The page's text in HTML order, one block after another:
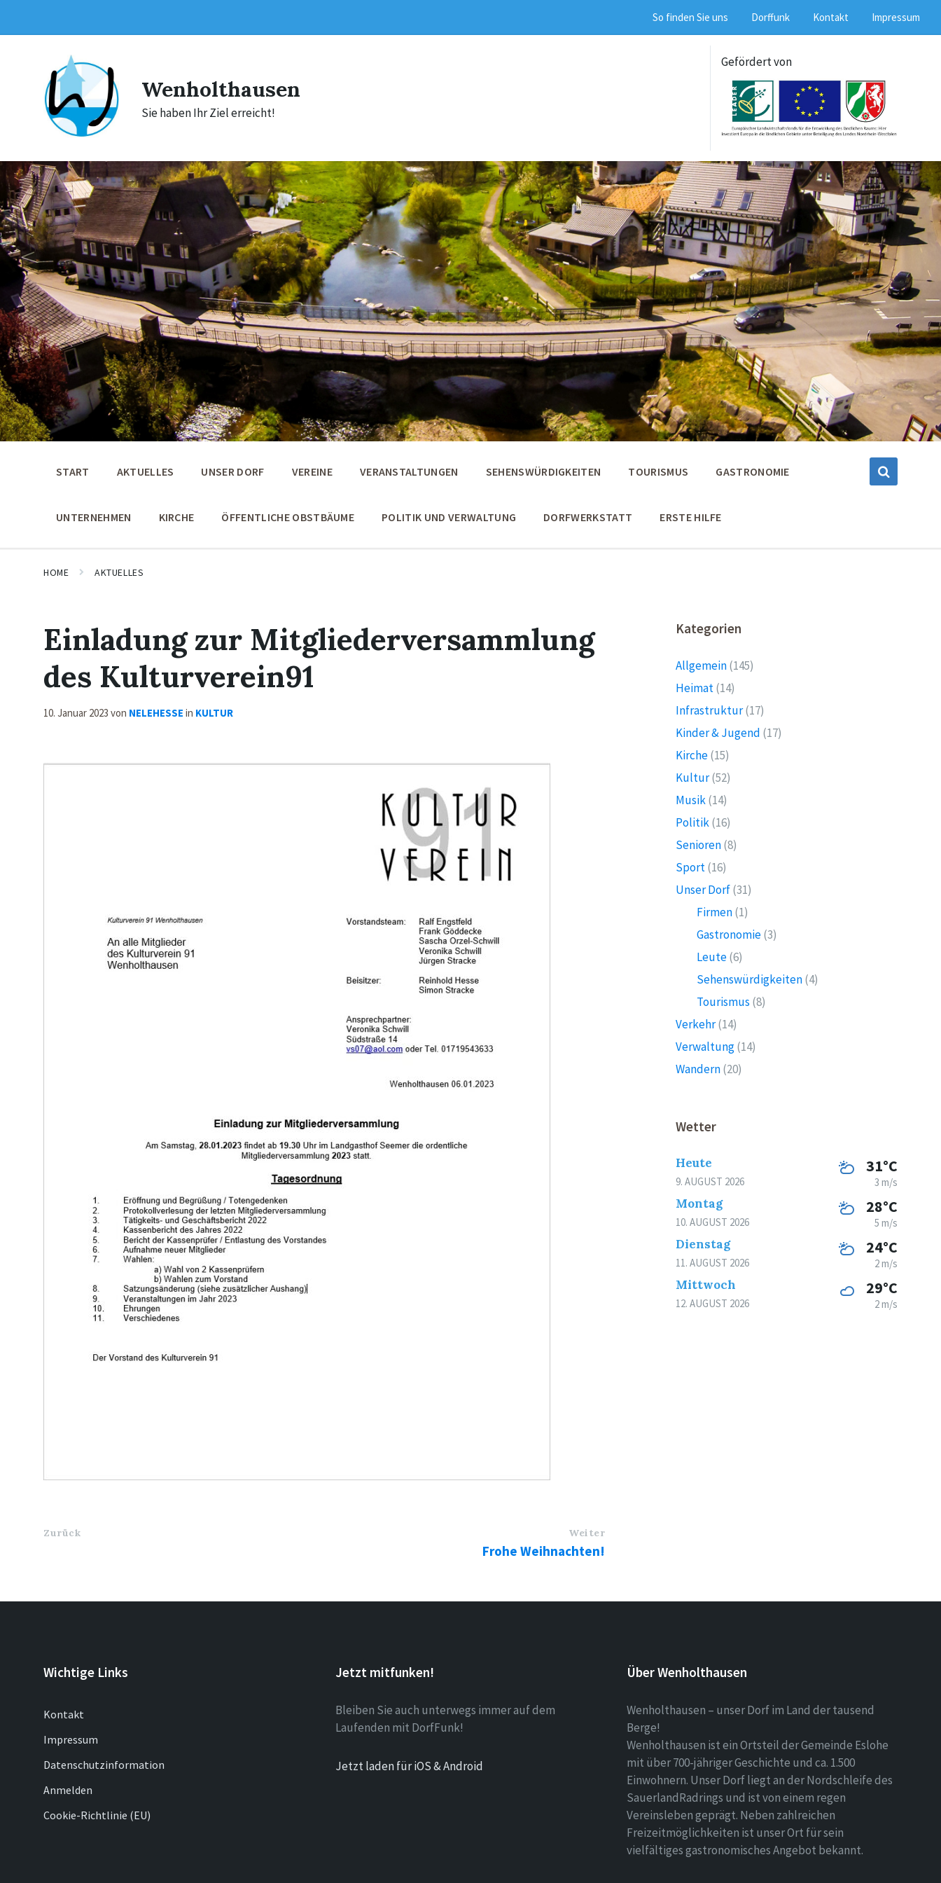
content
main
footer
So finden Sie uns Dorffunk Kontakt Impressum
Wenholthausen
Sie haben Ihr Ziel erreicht!
Gefördert von
START AKTUELLES UNSER DORF VEREINE VERANSTALTUNGEN SEHENSWÜRDIGKEITEN TOURISMUS GASTRONOMIE
UNTERNEHMEN KIRCHE ÖFFENTLICHE OBSTBÄUME POLITIK UND VERWALTUNG DORFWERKSTATT ERSTE HILFE
HOME AKTUELLES
Einladung zur Mitgliederversammlung
des Kulturverein91
10. Januar 2023 von NELEHESSE in KULTUR
Zurück Weiter
Frohe Weihnachten!
Kategorien
Allgemein(145)
Heimat(14)
Infrastruktur(17)
Kinder & Jugend (17)
Kirche(15)
Kultur(52)
Musik(14)
Politik(16)
Senioren(8)
Sport(16)
Unser Dorf(31)
Firmen(1)
Gastronomie(3)
Leute(6)
Sehenswürdigkeiten(4)
Tourismus (8)
Verkehr(14)
Verwaltung(14)
Wandern(20)
Wetter
Heute
9. AUGUST 2026
31°C
3 m/s
Montag
10. AUGUST 2026
28°C
5 m/s
Dienstag
11. AUGUST 2026
24°C
2 m/s
Mittwoch
12. AUGUST 2026
29°C
2 m/s
Wichtige Links
Kontakt
Impressum
Datenschutzinformation
Anmelden
Cookie-Richtlinie (EU)
Jetzt mitfunken!
Bleiben Sie auch unterwegs immer auf dem
Laufenden mit DorfFunk!
Jetzt laden für iOS & Android
Über Wenholthausen
Wenholthausen – unser Dorf im Land der tausend
Berge!
Wenholthausen ist ein Ortsteil der Gemeinde Eslohe
mit über 700-jähriger Geschichte und ca. 1.500
Einwohnern. Unser Dorf liegt an der Nordschleife des
SauerlandRadrings und ist von einem regen
Vereinsleben geprägt. Neben zahlreichen
Freizeitmöglichkeiten ist unser Ort für sein
vielfältiges gastronomisches Angebot bekannt.